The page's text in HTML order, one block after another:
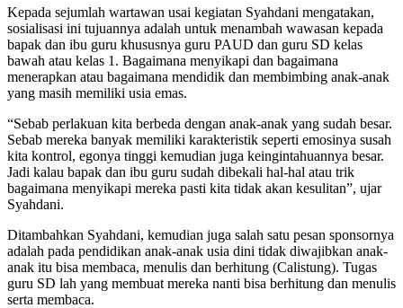
Kepada sejumlah wartawan usai kegiatan Syahdani mengatakan,
sosialisasi ini tujuannya adalah untuk menambah wawasan kepada
bapak dan ibu guru khususnya guru PAUD dan guru SD kelas
bawah atau kelas 1. Bagaimana menyikapi dan bagaimana
menerapkan atau bagaimana mendidik dan membimbing anak-anak
yang masih memiliki usia emas.
“Sebab perlakuan kita berbeda dengan anak-anak yang sudah besar.
Sebab mereka banyak memiliki karakteristik seperti emosinya susah
kita kontrol, egonya tinggi kemudian juga keingintahuannya besar.
Jadi kalau bapak dan ibu guru sudah dibekali hal-hal atau trik
bagaimana menyikapi mereka pasti kita tidak akan kesulitan”, ujar
Syahdani.
Ditambahkan Syahdani, kemudian juga salah satu pesan sponsornya
adalah pada pendidikan anak-anak usia dini tidak diwajibkan anak-
anak itu bisa membaca, menulis dan berhitung (Calistung). Tugas
guru SD lah yang membuat mereka nanti bisa berhitung dan menulis
serta membaca.